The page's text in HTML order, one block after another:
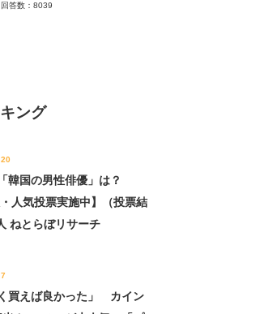
回答数：8039
ング
20
韓国の男性俳優」は？
・人気投票実施中】（投票結
ねとらぼリサーチ
7
く買えば良かった」 カイン